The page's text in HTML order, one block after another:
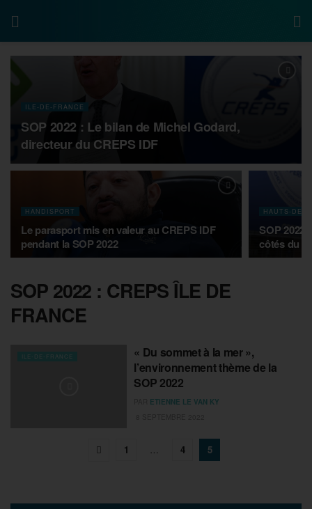
ILE-DE-FRANCE
SOP 2022 : Le bilan de Michel Godard,
directeur du CREPS IDF
HANDISPORT
Le parasport mis en valeur au CREPS IDF
pendant la SOP 2022
HAUTS-DE-
SOP 2022
côtés du
SOP 2022 : CREPS ÎLE DE
FRANCE
ILE-DE-FRANCE
« Du sommet à la mer »,
l’environnement thème de la
SOP 2022
ETIENNE LE VAN KY
1 4 5